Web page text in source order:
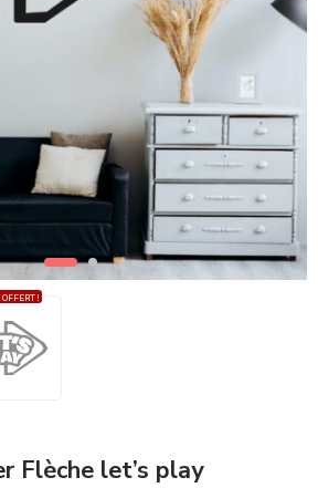
!
Flèche let’s play